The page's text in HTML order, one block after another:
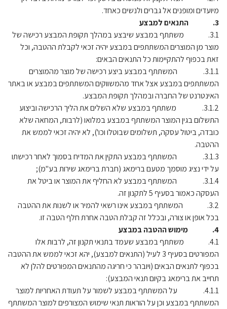
מיועדים ומופנים אל גברים ולנשים כאחד.
3. התנאים למבצע
3.1. משתתף במבצע שיבצע במהלך תקופת המבצע רכישה של
מוצר מן המוצרים המשתתפים במבצע יהיה זכאי לקבלת ההטבה, וכל
זאת בכפוף להתקיימות כל התנאים הבאים:
3.1.1. המשתתף במבצע ביצע רכישה של מוצר מהמוצרים
המשתתפים במבצע אצל אחד מהמשווקים המשתתפים במבצע או באתר
האינטרנט של החברה ובמהלך תקופת המבצע.
3.1.2. משתתף במבצע שלא השלים את הליך הרכישה וביצוע
התשלום בגין המוצר המשתתף במבצע במלואו (לרבות, המחאה שלא
כובדה, ביטול עסקה, תשלומים שבוטלו וכו'), לא יהיה זכאי לממש את
ההטבה.
3.1.3. המשתתף במבצע התקין את המדיח בסמוך לאחר רכישתו
על ידי נציג מוסמך מטעם ברימאג (חברת ברימאג שירות בע"מ);
3.1.4. המשתתף במבצע לא החליף את המוצר או ביטל את
העסקה כאמור בסעיף 5 לתקנון זה.
3.2. המשתתף במבצע אינו רשאי להמיר או לשנות את ההטבה
בכל אופן או צורה, ובכלל זה קבלת הטבה אחרת חלף הטבה זו.
4. מימוש ההטבה במבצע
4.1. משתתף במבצע שעמד בתנאי תקנון זה, לרבות אלו
המפורטים בסעיף 3 לעיל (התנאים למבצע), יהא זכאי לממש את ההטבה
בכפוף לתנאים הבאים (ויובהר כי חריגה מהתנאים המפורטים להלן לא
תחייב את ברימאג בקיום תנאי המבצע):
4.1.1. על המשתתף במבצע לשמור על תעודת האחריות למוצר
המשתתף במבצע וכן על הוראות תנאי שימוש המצורפים למוצר המשתתף